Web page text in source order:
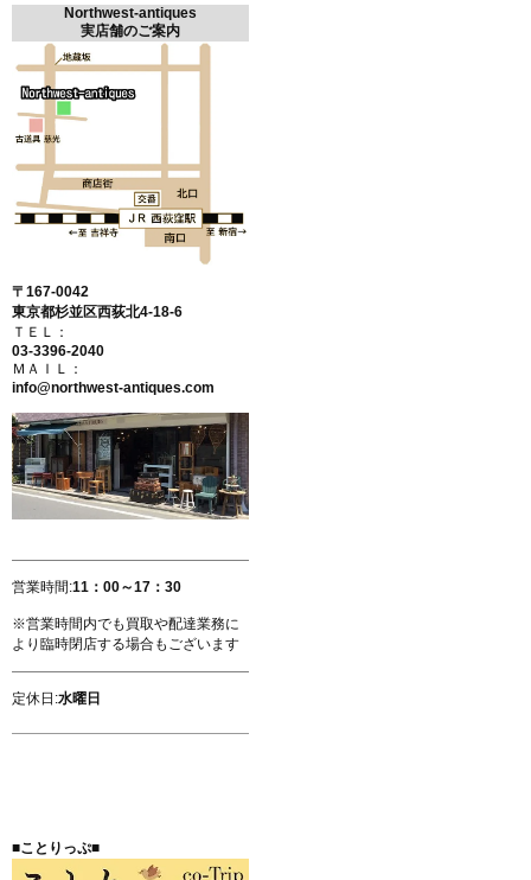
Northwest-antiques
実店舗のご案内
〒167-0042
東京都杉並区西荻北4-18-6
ＴＥＬ：
03-3396-2040
ＭＡＩＬ：
info@northwest-antiques.com
営業時間:11：00～17：30
※営業時間内でも買取や配達業務に
より臨時閉店する場合もございます
定休日:水曜日
■ことりっぷ■